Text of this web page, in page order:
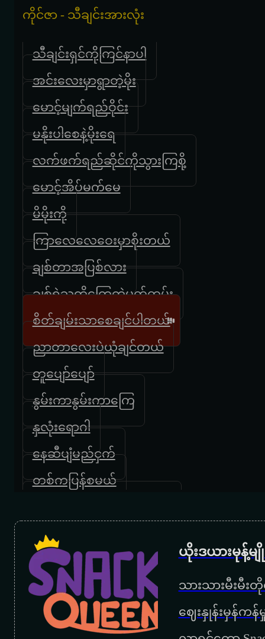
ကိုင်ဇာ - သီချင်းအားလုံး
သီချင်းရှင်ကိုကြင်နာပါ
အင်းလေးမှာရွာတဲ့မိုး
မောင့်မျက်ရည်ဝိုင်း
မနိုးပါစေနဲ့မိုးရေ
လက်ဖက်ရည်ဆိုင်ကိုသွားကြစို့
မောင့်အိပ်မက်မေ
မိမိုးကို
ကြာလေလေဝေးမှာစိုးတယ်
ချစ်တာအပြစ်လား
ချစ်ရဲသူတို့ကြေကွဲမှတ်တမ်း
စိတ်ချမ်းသာစေချင်ပါတယ်
ညာတာလေးပဲယုံချင်တယ်
တူပျော်ပျော်
နွမ်းကာနွမ်းကာကြေ
နှလုံးရောဂါ
နေဆီပျံမည်ငှက်
တစ်ကပြန်စမယ်
တူနှစ်ကိုယ်တိုင်းပြည်
နေနိုင်သူလေ
နေဝင်မှာစိုးတယ်
ပထမဆုံးနေ့
ယိုးဒယားမုန့်
သားသားမီးမီး
ဈေးနှုန်းမှန်က